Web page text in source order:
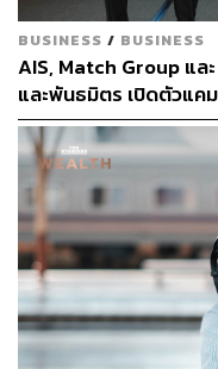
BUSINESS / BUSINESS
AIS, Match Group แ
และพันธมิตร เปิดตัวแ
รับมือปัญหาภาวะโดดเดี่